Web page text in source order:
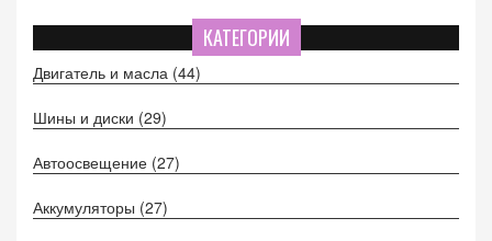
Полезные советы и неожиданные лайфхаки для тех, кто
не хочет ошибиться с выбором лампы.
КАТЕГОРИИ
Двигатель и масла (44)
Шины и диски (29)
Автоосвещение (27)
Аккумуляторы (27)